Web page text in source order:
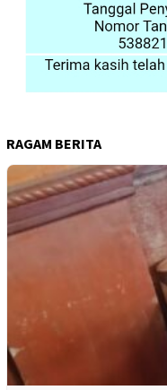
RAGAM BERITA